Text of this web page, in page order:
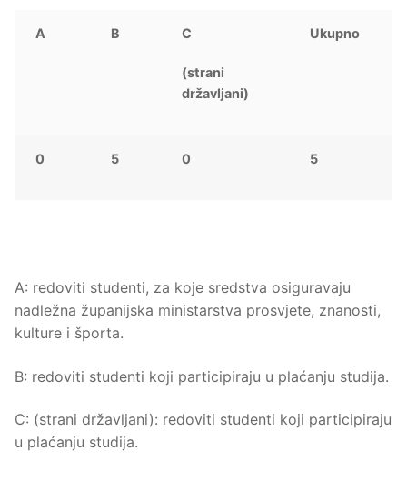
A B C
(strani
državljani)
Ukupno
0 5 0 5
A: redoviti studenti, za koje sredstva osiguravaju
nadležna županijska ministarstva prosvjete, znanosti,
kulture i športa.
B: redoviti studenti koji participiraju u plaćanju studija.
C: (strani državljani): redoviti studenti koji participiraju
u plaćanju studija.